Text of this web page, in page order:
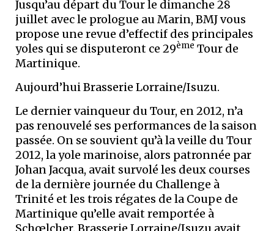
Jusqu’au départ du Tour le dimanche 28
juillet avec le prologue au Marin, BMJ vous
propose une revue d’effectif des principales
yoles qui se disputeront ce 29ème Tour de
Martinique.
Aujourd’hui Brasserie Lorraine/Isuzu.
Le dernier vainqueur du Tour, en 2012, n’a
pas renouvelé ses performances de la saison
passée. On se souvient qu’à la veille du Tour
2012, la yole marinoise, alors patronnée par
Johan Jacqua, avait survolé les deux courses
de la dernière journée du Challenge à
Trinité et les trois régates de la Coupe de
Martinique qu’elle avait remportée à